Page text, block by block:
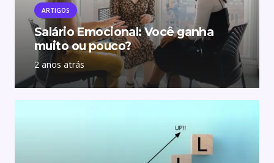
ARTIGOS
Salário Emocional: Você ganha
muito ou pouco?
2 anos atrás